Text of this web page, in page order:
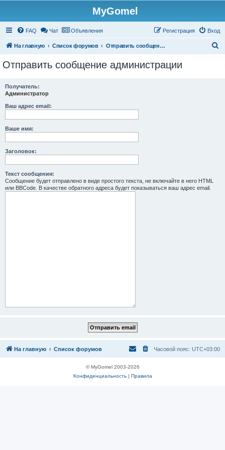
MyGomel
FAQ Чат Объявления Вход
Регистрация
На главную Список форумов Отправить сообщение администрации
Отправить сообщение администрации
Получатель:
Администратор
Ваш адрес email:
Ваше имя:
Заголовок:
Текст сообщения:
Сообщение будет отправлено в виде простого текста, не включайте в него HTML
или BBCode. В качестве обратного адреса будет показываться ваш адрес email.
На главную Список форумов Часовой пояс: UTC+03:00
© MyGomel 2003-2026
Конфиденциальность| Правила